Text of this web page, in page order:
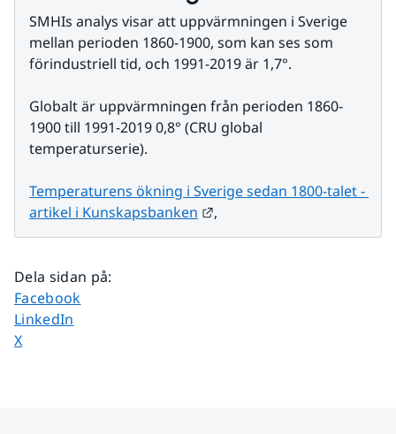
SMHIs analys visar att uppvärmningen i Sverige
mellan perioden 1860-1900, som kan ses som
förindustriell tid, och 1991-2019 är 1,7°.
Globalt är uppvärmningen från perioden 1860-
1900 till 1991-2019 0,8° (CRU global
temperaturserie).
Temperaturens ökning i Sverige sedan 1800-talet -
artikel i Kunskapsbanken
Länk till annan webbplats.
,
Dela sidan på:
Dela sidan på
Facebook
Dela sidan på
LinkedIn
Dela sidan på
X